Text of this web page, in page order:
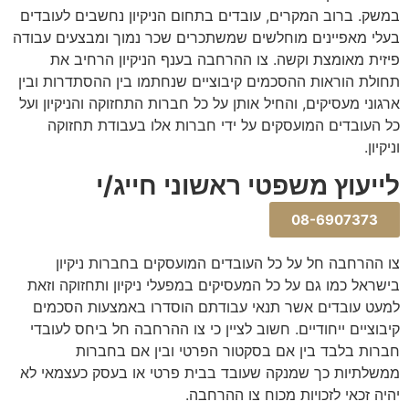
במשק. ברוב המקרים, עובדים בתחום הניקיון נחשבים לעובדים
בעלי מאפיינים מוחלשים שמשתכרים שכר נמוך ומבצעים עבודה
פיזית מאומצת וקשה. צו ההרחבה בענף הניקיון הרחיב את
תחולת הוראות ההסכמים קיבוציים שנחתמו בין ההסתדרות ובין
ארגוני מעסיקים, והחיל אותן על כל חברות התחזוקה והניקיון ועל
כל העובדים המועסקים על ידי חברות אלו בעבודת תחזוקה
וניקיון.
לייעוץ משפטי ראשוני חייג/י
08-6907373
צו ההרחבה חל על כל העובדים המועסקים בחברות ניקיון
בישראל כמו גם על כל המעסיקים במפעלי ניקיון ותחזוקה וזאת
למעט עובדים אשר תנאי עבודתם הוסדרו באמצעות הסכמים
קיבוציים ייחודיים. חשוב לציין כי צו ההרחבה חל ביחס לעובדי
חברות בלבד בין אם בסקטור הפרטי ובין אם בחברות
ממשלתיות כך שמנקה שעובד בבית פרטי או בעסק כעצמאי לא
יהיה זכאי לזכויות מכוח צו ההרחבה.